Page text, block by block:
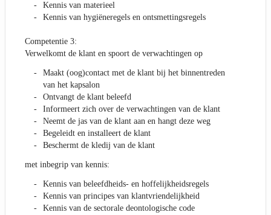
Kennis van materieel
Kennis van hygiëneregels en ontsmettingsregels
Competentie 3:
Verwelkomt de klant en spoort de verwachtingen op
Maakt (oog)contact met de klant bij het binnentreden
van het kapsalon
Ontvangt de klant beleefd
Informeert zich over de verwachtingen van de klant
Neemt de jas van de klant aan en hangt deze weg
Begeleidt en installeert de klant
Beschermt de kledij van de klant
met inbegrip van kennis:
Kennis van beleefdheids- en hoffelijkheidsregels
Kennis van principes van klantvriendelijkheid
Kennis van de sectorale deontologische code